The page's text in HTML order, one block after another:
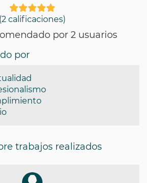
(2 calificaciones)
por 2 usuarios
por
trabajos realizados